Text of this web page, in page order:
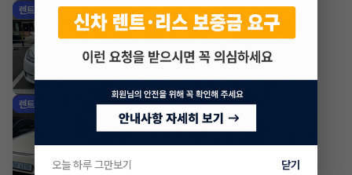
렌트 테슬라 모델 Y
2022년·AWD Long Range
882,000
지원금2,500,000원
렌트 테슬라 모델 Y
2025년·AWD Long Range
조회 2,167
오늘 하루 그만보기 닫기